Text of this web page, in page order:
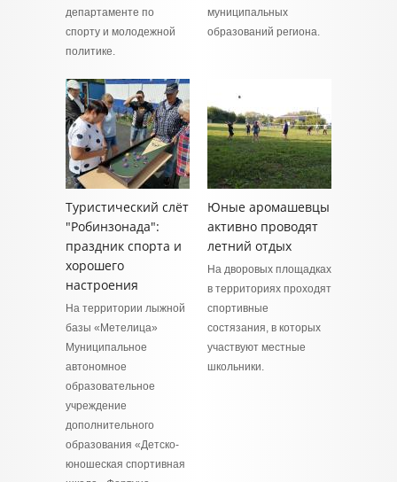
департаменте по
спорту и молодежной
политике.
муниципальных
образований региона.
Туристический слёт
"Робинзонада":
праздник спорта и
хорошего
настроения
На территории лыжной
базы «Метелица»
Муниципальное
автономное
образовательное
учреждение
дополнительного
образования «Детско-
юношеская спортивная
Юные аромашевцы
активно проводят
летний отдых
На дворовых площадках
в территориях проходят
спортивные
состязания, в которых
участвуют местные
школьники.